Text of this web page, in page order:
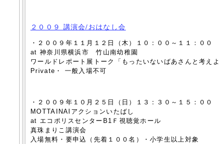
２００９ 講演会/おはなし会
・２００９年１１月１２日（木）１０：００～１１：００
at 神奈川県横浜市 竹山南幼稚園
ワールドレポート展トーク「もったいないばあさんと考え
Private・ 一般入場不可
・２００９年１０月２５日（日）１３：３０～１５：００
MOTTAINAIアクションいたばし
at エコポリスセンターB1Ｆ視聴覚ホール
真珠まりこ講演会
入場無料・要申込（先着１００名）・小学生以上対象